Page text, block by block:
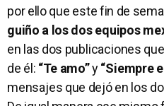
por ello que este fin de
guiño a los dos equipos
en las dos publicaciones
de él: “Te amo”y“Siempre
mensajes que dejó en los